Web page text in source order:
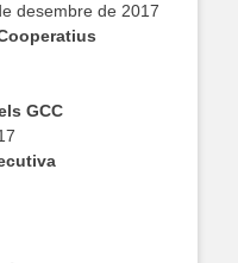
desembre de 2017
GCC